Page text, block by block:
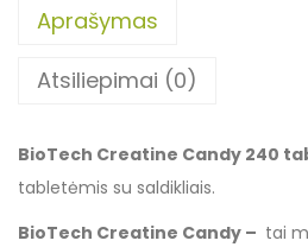
Aprašymas
Atsiliepimai (0)
BioTech Creatine Candy 240
tabletėmis su saldikliais.
BioTech Creatine Candy – tai